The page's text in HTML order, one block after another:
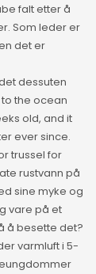
falt etter å
Som leder er
det er
dessuten
the ocean
old, and it
ever since.
trussel for
rustvann på
sine myke og
vare på et
å besette det?
varmluft i 5-